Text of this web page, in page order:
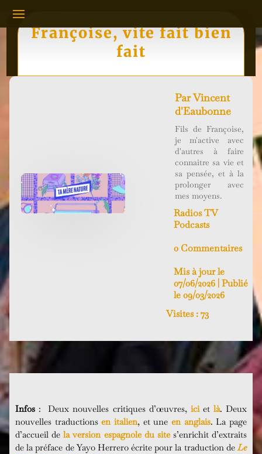
Françoise, vite fait bien
fait
ParVincent
d'Eaubonne
Fils de Françoise,
je m'active avec
d'autres à faire
connaitre sa vie et
sa pensée, et à la
prolonger avec
mes moyens.
Radios TV
Podcasts
0 Commentaires
Mis à jour le
07/06/2026 | Publié
le 09/03/2026
Visites : 73
Infos : Deux nouvelles critiques d’œuvres, iciet là. Deux
nouvelles traductionsen italien, et une en anglais. La page
d’accueil dela version espagnole du sites’enrichit d’extraits
de la préface de Yayo Herrero écrite pour la traduction deLe